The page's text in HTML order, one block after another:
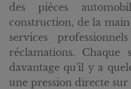
des pièces
construction, de la
services
réclamations. Chaque
davantage qu'il y a
une pression directe sur